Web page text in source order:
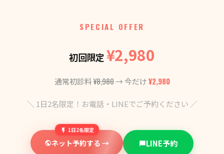
SPECIAL OFFER
初回限定¥2,980
通常初診料¥8,980→ 今だけ¥2,980
＼ 1日2名限定！お電話・LINEでご予約ください ／
1日2名限定
ネット予約する → LINE予約